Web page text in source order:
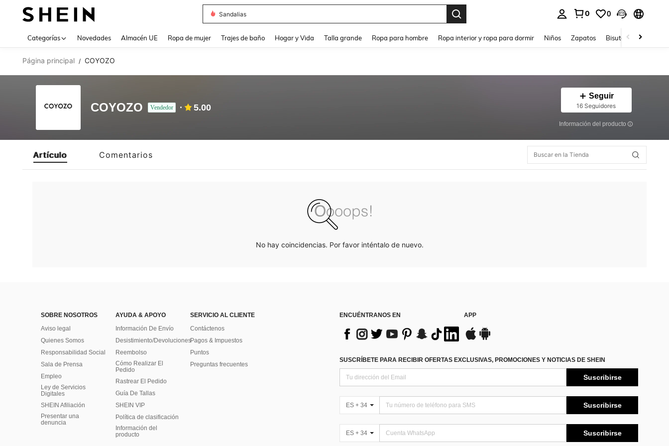
Sandalias
0 0
Categorías Novedades Almacén UE Ropa de mujer Trajes de baño Hogar y Vida Talla grande Ropa para hombre Ropa interior y ropa para dormir Niños Zapatos Bisutería Y
Página principal / COYOZO
COYOZO Vendedor 5.00
Seguir
16 Seguidores
Información del producto
Artículo Comentarios
No hay coincidencias. Por favor inténtalo de nuevo.
SOBRE NOSOTROS
Aviso legal
Quienes Somos
Responsabilidad Social
Sala de Prensa
Empleo
Ley de Servicios
Digitales
SHEIN Afiliación
Presentar una
denuncia
AYUDA & APOYO
Información De Envío
Desistimiento/Devoluciones
Reembolso
Cómo Realizar El
Pedido
Rastrear El Pedido
Guía De Tallas
SHEIN VIP
Política de clasificación
​Información del
producto
SERVICIO AL CLIENTE
Contáctenos
Pagos & Impuestos
Puntos
Preguntas frecuentes
ENCUÉNTRANOS EN APP
SUSCRÍBETE PARA RECIBIR OFERTAS EXCLUSIVAS, PROMOCIONES Y NOTICIAS DE SHEIN
Suscribirse
ES + 34 Suscribirse
ES + 34 Suscribirse